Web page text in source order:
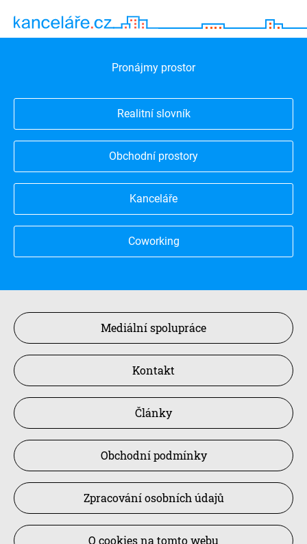
Pronájmy prostor
Realitní slovník
Obchodní prostory
Kanceláře
Coworking
Mediální spolupráce
Kontakt
Články
Obchodní podmínky
Zpracování osobních údajů
O cookies na tomto webu